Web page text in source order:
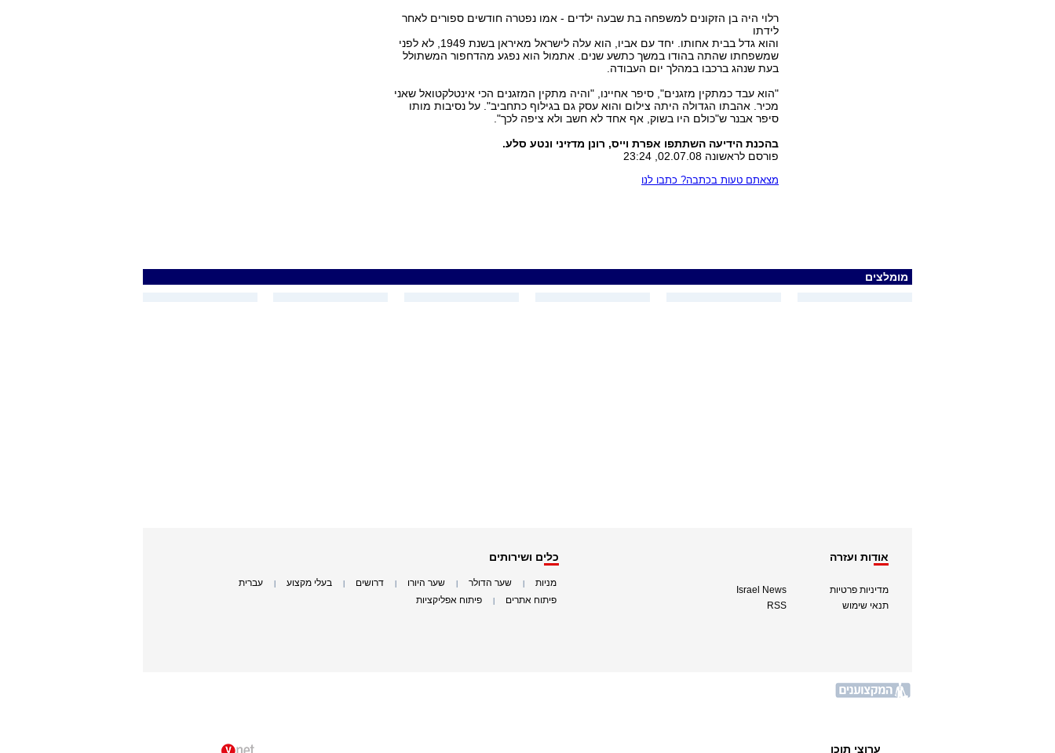
רלוי היה בן הזקונים למשפחה בת שבעה ילדים - אמו נפטרה חודשים ספורים לאחר
לידתו
והוא גדל בבית אחותו. יחד עם אביו, הוא עלה לישראל מאיראן בשנת 1949, לא לפני
שמשפחתו שהתה בהודו במשך כתשע שנים. אתמול הוא נפגע מהדחפור המשתולל
בעת שנהג ברכבו במהלך יום העבודה.
"הוא עבד כמתקין מזגנים", סיפר אחיינו, "והיה מתקין המזגנים הכי אינטלקטואל שאני
מכיר. אהבתו הגדולה היתה צילום והוא עסק גם בגילוף כתחביב". על נסיבות מותו
סיפר אבנר ש"כולם היו בשוק, אף אחד לא חשב ולא ציפה לכך".
בהכנת הידיעה השתתפו אפרת וייס, רונן מדזיני ונטע סלע.
פורסם לראשונה 02.07.08, 23:24
מצאתם טעות בכתבה? כתבו לנו
מומלצים
אודות ועזרה
מדיניות פרטיות
תנאי שימוש
Israel News
RSS
כלים ושירותים
מניות שער הדולר שער היורו דרושים בעלי מקצוע עברית
פיתוח אתרים פיתוח אפליקציות
ערוצי תוכן